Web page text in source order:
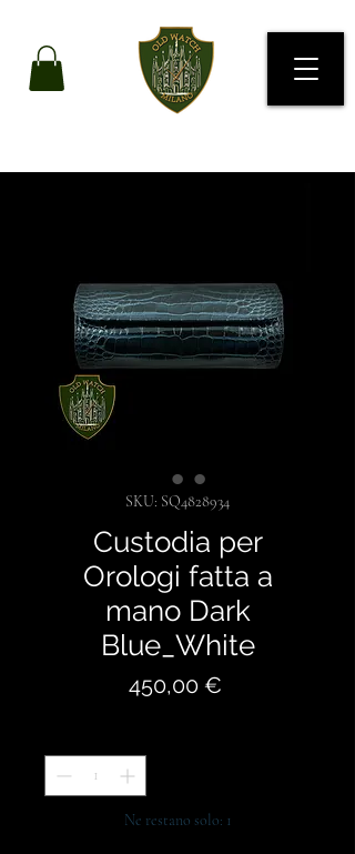
SKU: SQ4828934
Custodia per
Orologi fatta a
mano Dark
Blue_White
450,00 €Prezzo
Ne restano solo: 1